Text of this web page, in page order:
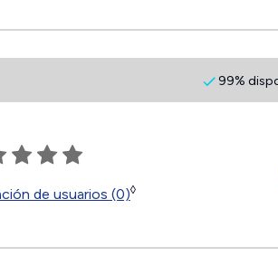
99%
de usuarios (0)◊